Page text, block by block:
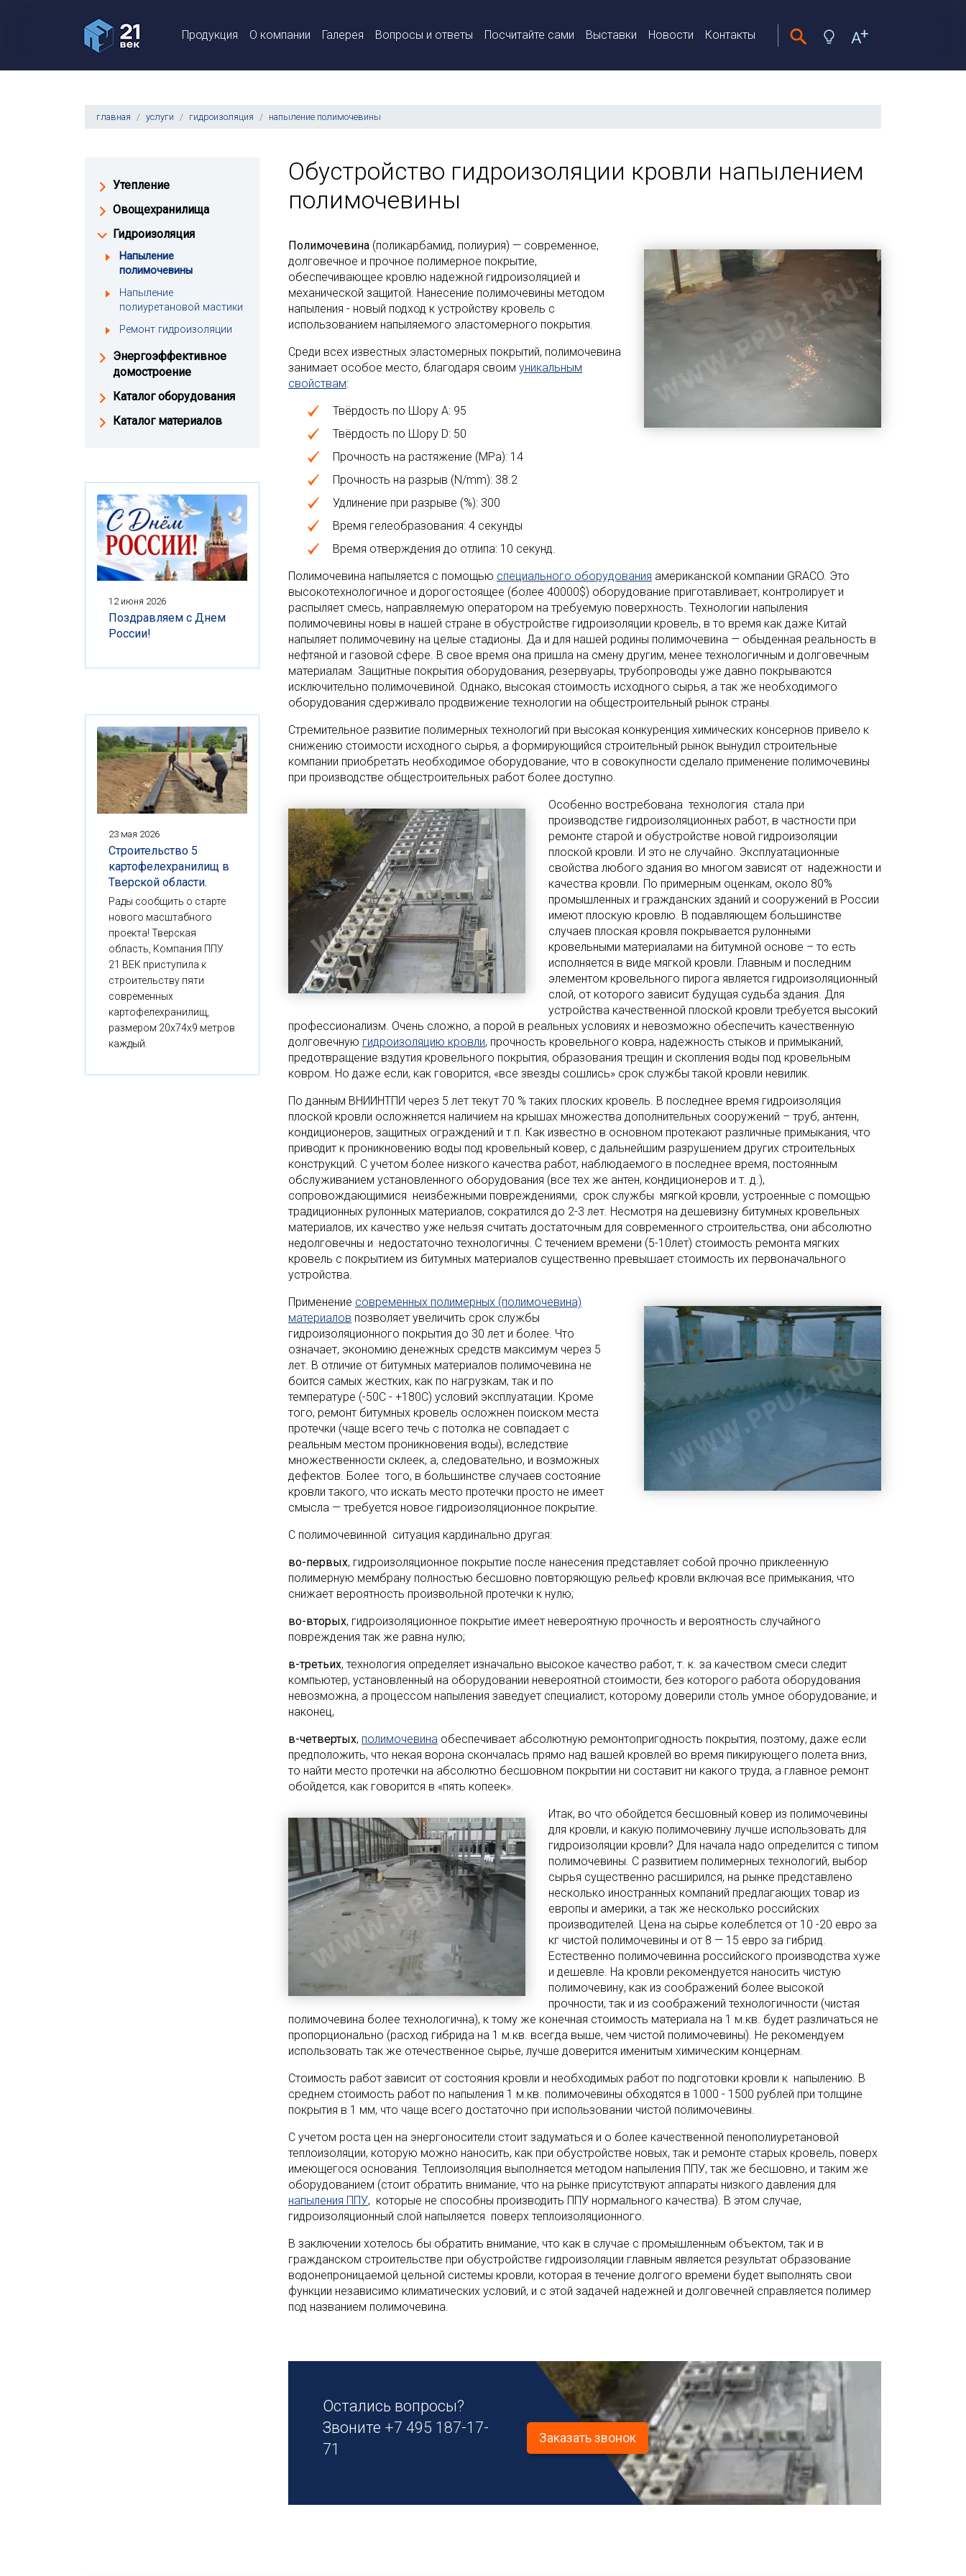
Продукция О компании Галерея Вопросы и ответы Посчитайте сами Выставки Новости Контакты
главная услуги гидроизоляция напыление полимочевины
Обустройство гидроизоляции кровли напылением
полимочевины
Полимочевина (поликарбамид, полиурия) — современное,
долговечное и прочное полимерное покрытие,
обеспечивающее кровлю надежной гидроизоляцией и
механической защитой. Нанесение полимочевины методом
напыления - новый подход к устройству кровель с
использованием напыляемого эластомерного покрытия.
Среди всех известных эластомерных покрытий, полимочевина
занимает особое место, благодаря своим уникальным
свойствам:
Твёрдость по Шору A: 95
Твёрдость по Шору D: 50
Прочность на растяжение (MPa): 14
Прочность на разрыв (N/mm): 38.2
Удлинение при разрыве (%): 300
Время гелеобразования: 4 секунды
Время отверждения до отлипа: 10 секунд.
Полимочевина напыляется с помощью специального оборудования американской компании GRACO. Это
высокотехнологичное и дорогостоящее (более 40000$) оборудование приготавливает, контролирует и
распыляет смесь, направляемую оператором на требуемую поверхность. Технологии напыления
полимочевины новы в нашей стране в обустройстве гидроизоляции кровель, в то время как даже Китай
напыляет полимочевину на целые стадионы. Да и для нашей родины полимочевина — обыденная реальность в
нефтяной и газовой сфере. В свое время она пришла на смену другим, менее технологичным и долговечным
материалам. Защитные покрытия оборудования, резервуары, трубопроводы уже давно покрываются
исключительно полимочевиной. Однако, высокая стоимость исходного сырья, а так же необходимого
оборудования сдерживало продвижение технологии на общестроительный рынок страны.
Стремительное развитие полимерных технологий при высокая конкуренция химических консернов привело к
снижению стоимости исходного сырья, а формирующийся строительный рынок вынудил строительные
компании приобретать необходимое оборудование, что в совокупности сделало применение полимочевины
при производстве общестроительных работ более доступно.
Особенно востребована технология стала при
производстве гидроизоляционных работ, в частности при
ремонте старой и обустройстве новой гидроизоляции
плоской кровли. И это не случайно. Эксплуатационные
свойства любого здания во многом зависят от надежности и
качества кровли. По примерным оценкам, около 80%
промышленных и гражданских зданий и сооружений в России
имеют плоскую кровлю. В подавляющем большинстве
случаев плоская кровля покрывается рулонными
кровельными материалами на битумной основе – то есть
исполняется в виде мягкой кровли. Главным и последним
элементом кровельного пирога является гидроизоляционный
слой, от которого зависит будущая судьба здания. Для
устройства качественной плоской кровли требуется высокий
профессионализм. Очень сложно, а порой в реальных условиях и невозможно обеспечить качественную
долговечную гидроизоляцию кровли, прочность кровельного ковра, надежность стыков и примыканий,
предотвращение вздутия кровельного покрытия, образования трещин и скопления воды под кровельным
ковром. Но даже если, как говорится, «все звезды сошлись» срок службы такой кровли невилик.
По данным ВНИИНТПИ через 5 лет текут 70 % таких плоских кровель. В последнее время гидроизоляция
плоской кровли осложняется наличием на крышах множества дополнительных сооружений – труб, антенн,
кондиционеров, защитных ограждений и т.п. Как известно в основном протекают различные примыкания, что
приводит к проникновению воды под кровельный ковер, с дальнейшим разрушением других строительных
конструкций. С учетом более низкого качества работ, наблюдаемого в последнее время, постоянным
обслуживанием установленного оборудования (все тех же антен, кондиционеров и т. д.),
сопровождающимися неизбежными повреждениями, срок службы мягкой кровли, устроенные с помощью
традиционных рулонных материалов, сократился до 2-3 лет. Несмотря на дешевизну битумных кровельных
материалов, их качество уже нельзя считать достаточным для современного строительства, они абсолютно
недолговечны и недостаточно технологичны. С течением времени (5-10лет) стоимость ремонта мягких
кровель с покрытием из битумных материалов существенно превышает стоимость их первоначального
устройства.
Применение современных полимерных (полимочевина)
материалов позволяет увеличить срок службы
гидроизоляционного покрытия до 30 лет и более. Что
означает, экономию денежных средств максимум через 5
лет. В отличие от битумных материалов полимочевина не
боится самых жестких, как по нагрузкам, так и по
температуре (-50С - +180С) условий эксплуатации. Кроме
того, ремонт битумных кровель осложнен поиском места
протечки (чаще всего течь с потолка не совпадает с
реальным местом проникновения воды), вследствие
множественности склеек, а, следовательно, и возможных
дефектов. Более того, в большинстве случаев состояние
кровли такого, что искать место протечки просто не имеет
смысла — требуется новое гидроизоляционное покрытие.
С полимочевинной ситуация кардинально другая:
во-первых, гидроизоляционное покрытие после нанесения представляет собой прочно приклеенную
полимерную мембрану полностью бесшовно повторяющую рельеф кровли включая все примыкания, что
снижает вероятность произвольной протечки к нулю;
во-вторых, гидроизоляционное покрытие имеет невероятную прочность и вероятность случайного
повреждения так же равна нулю;
в-третьих, технология определяет изначально высокое качество работ, т. к. за качеством смеси следит
компьютер, установленный на оборудовании невероятной стоимости, без которого работа оборудования
невозможна, а процессом напыления заведует специалист, которому доверили столь умное оборудование; и
наконец,
в-четвертых, полимочевина обеспечивает абсолютную ремонтопригодность покрытия, поэтому, даже если
предположить, что некая ворона скончалась прямо над вашей кровлей во время пикирующего полета вниз,
то найти место протечки на абсолютно бесшовном покрытии ни составит ни какого труда, а главное ремонт
обойдется, как говорится в «пять копеек».
Итак, во что обойдется бесшовный ковер из полимочевины
для кровли, и какую полимочевину лучше использовать для
гидроизоляции кровли? Для начала надо определится с типом
полимочевины. С развитием полимерных технологий, выбор
сырья существенно расширился, на рынке представлено
несколько иностранных компаний предлагающих товар из
европы и америки, а так же несколько российских
производителей. Цена на сырье колеблется от 10 -20 евро за
кг чистой полимочевины и от 8 — 15 евро за гибрид.
Естественно полимочевинна российского производства хуже
и дешевле. На кровли рекомендуется наносить чистую
полимочевину, как из соображений более высокой
прочности, так и из соображений технологичности (чистая
полимочевина более технологична), к тому же конечная стоимость материала на 1 м.кв. будет различаться не
пропорционально (расход гибрида на 1 м.кв. всегда выше, чем чистой полимочевины). Не рекомендуем
использовать так же отечественное сырье, лучше доверится именитым химическим концернам.
Стоимость работ зависит от состояния кровли и необходимых работ по подготовки кровли к напылению. В
среднем стоимость работ по напыления 1 м.кв. полимочевины обходятся в 1000 - 1500 рублей при толщине
покрытия в 1 мм, что чаще всего достаточно при использовании чистой полимочевины.
С учетом роста цен на энергоносители стоит задуматься и о более качественной пенополиуретановой
теплоизоляции, которую можно наносить, как при обустройстве новых, так и ремонте старых кровель, поверх
имеющегося основания. Теплоизоляция выполняется методом напыления ППУ, так же бесшовно, и таким же
оборудованием (стоит обратить внимание, что на рынке присутствуют аппараты низкого давления для
напыления ППУ, которые не способны производить ППУ нормального качества). В этом случае,
гидроизоляционный слой напыляется поверх теплоизоляционного.
В заключении хотелось бы обратить внимание, что как в случае с промышленным объектом, так и в
гражданском строительстве при обустройстве гидроизоляции главным является результат образование
водонепроницаемой цельной системы кровли, которая в течение долгого времени будет выполнять свои
функции независимо климатических условий, и с этой задачей надежней и долговечней справляется полимер
под названием полимочевина.
Остались вопросы?
Звоните +7 495 187-17-
71
Заказать звонок
Утепление
Овощехранилища
Гидроизоляция
Напыление
полимочевины
Напыление
полиуретановой мастики
Ремонт гидроизоляции
Энергоэффективное
домостроение
Каталог оборудования
Каталог материалов
12 июня 2026
Поздравляем с Днем
России!
23 мая 2026
Строительство 5
картофелехранилищ в
Тверской области.
Рады сообщить о старте
нового масштабного
проекта! Тверская
область, Компания ППУ
21 ВЕК приступила к
строительству пяти
современных
картофелехранилищ,
размером 20x74x9 метров
каждый.